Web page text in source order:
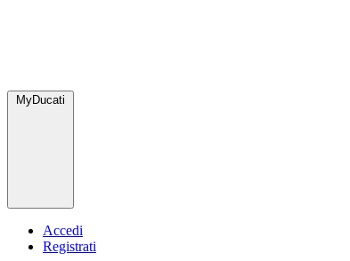
MyDucati
Accedi
Registrati